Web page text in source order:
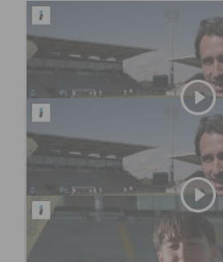
há um mês 36 0
Castor Cup - Sub-12 do FC
todos os jogos do torneio